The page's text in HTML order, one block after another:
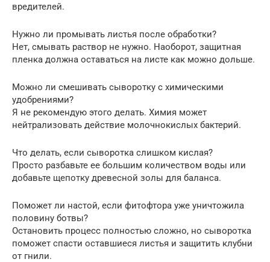
вредителей.
Нужно ли промывать листья после обработки?
Нет, смывать раствор не нужно. Наоборот, защитная
пленка должна оставаться на листе как можно дольше.
Можно ли смешивать сыворотку с химическими
удобрениями?
Я не рекомендую этого делать. Химия может
нейтрализовать действие молочнокислых бактерий.
Что делать, если сыворотка слишком кислая?
Просто разбавьте ее большим количеством воды или
добавьте щепотку древесной золы для баланса.
Поможет ли настой, если фитофтора уже уничтожила
половину ботвы?
Остановить процесс полностью сложно, но сыворотка
поможет спасти оставшиеся листья и защитить клубни
от гнили.